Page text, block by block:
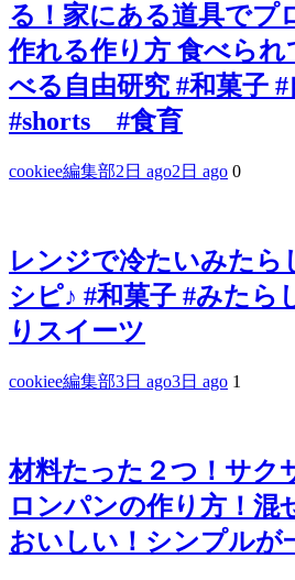
る！家にある道具でプ
作れる作り方 食べられ
べる自由研究 #和菓子
#shorts #食育
cookiee編集部2日 ago2日 ago 0
レンジで冷たいみたら
シピ♪ #和菓子 #みたら
りスイーツ
cookiee編集部3日 ago3日 ago 1
材料たった２つ！サク
ロンパンの作り方！混
おいしい！シンプルが